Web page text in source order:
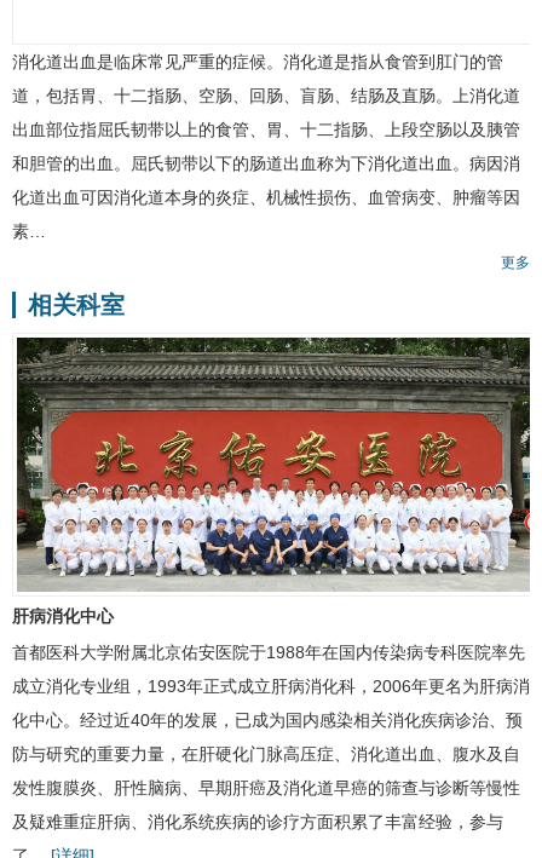
消化道出血是临床常见严重的症候。消化道是指从食管到肛门的管
道，包括胃、十二指肠、空肠、回肠、盲肠、结肠及直肠。 上消化道
出血部位指屈氏韧带以上的食管、胃、十二指肠、上段空肠以及胰管
和胆管的出血。屈氏韧带以下的肠道出血称为下消化道出血。病因消
化道出血可因消化道本身的炎症、机械性损伤、血管病变、肿瘤等因
素…
更多
相关科室
肝病消化中心
首都医科大学附属北京佑安医院于1988年在国内传染病专科医院率先
成立消化专业组，1993年正式成立肝病消化科，2006年更名为肝病消
化中心。经过近40年的发展，已成为国内感染相关消化疾病诊治、预
防与研究的重要力量，在肝硬化门脉高压症、 消化道出血
、腹水及自
发性腹膜炎、肝性脑病、早期肝癌及消化道早癌的筛查与诊断等慢性
及疑难重症肝病、消化系统疾病的诊疗方面积累了丰富经验，参与